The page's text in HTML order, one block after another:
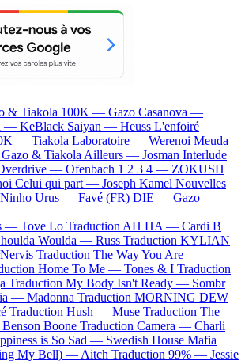
& Tiakola 100K — Gazo Casanova —
— KeBlack Saiyan — Heuss L'enfoiré
— Tiakola Laboratoire — Werenoi Meuda
Gazo & Tiakola Ailleurs — Josman Interlude
— Ofenbach 1 2 3 4 — ZOKUSH
Celui qui part — Joseph Kamel Nouvelles
Ninho Urus — Favé (FR) DIE — Gazo
— Tove Lo Traduction AH HA — Cardi B
Woulda — Russ Traduction KYLIAN
Traduction The Way You Are —
Home To Me — Tones & I Traduction
Traduction My Body Isn't Ready — Sombr
— Madonna Traduction MORNING DEW
Traduction Hush — Muse Traduction The
Benson Boone Traduction Camera — Charli
is So Sad — Swedish House Mafia
My Bell) — Aitch Traduction 99% — Jessie